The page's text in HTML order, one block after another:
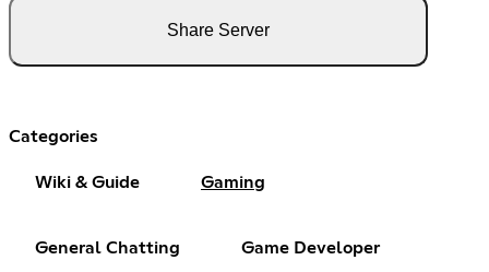
Share Server
Categories
Wiki & Guide Gaming
General Chatting Game Developer